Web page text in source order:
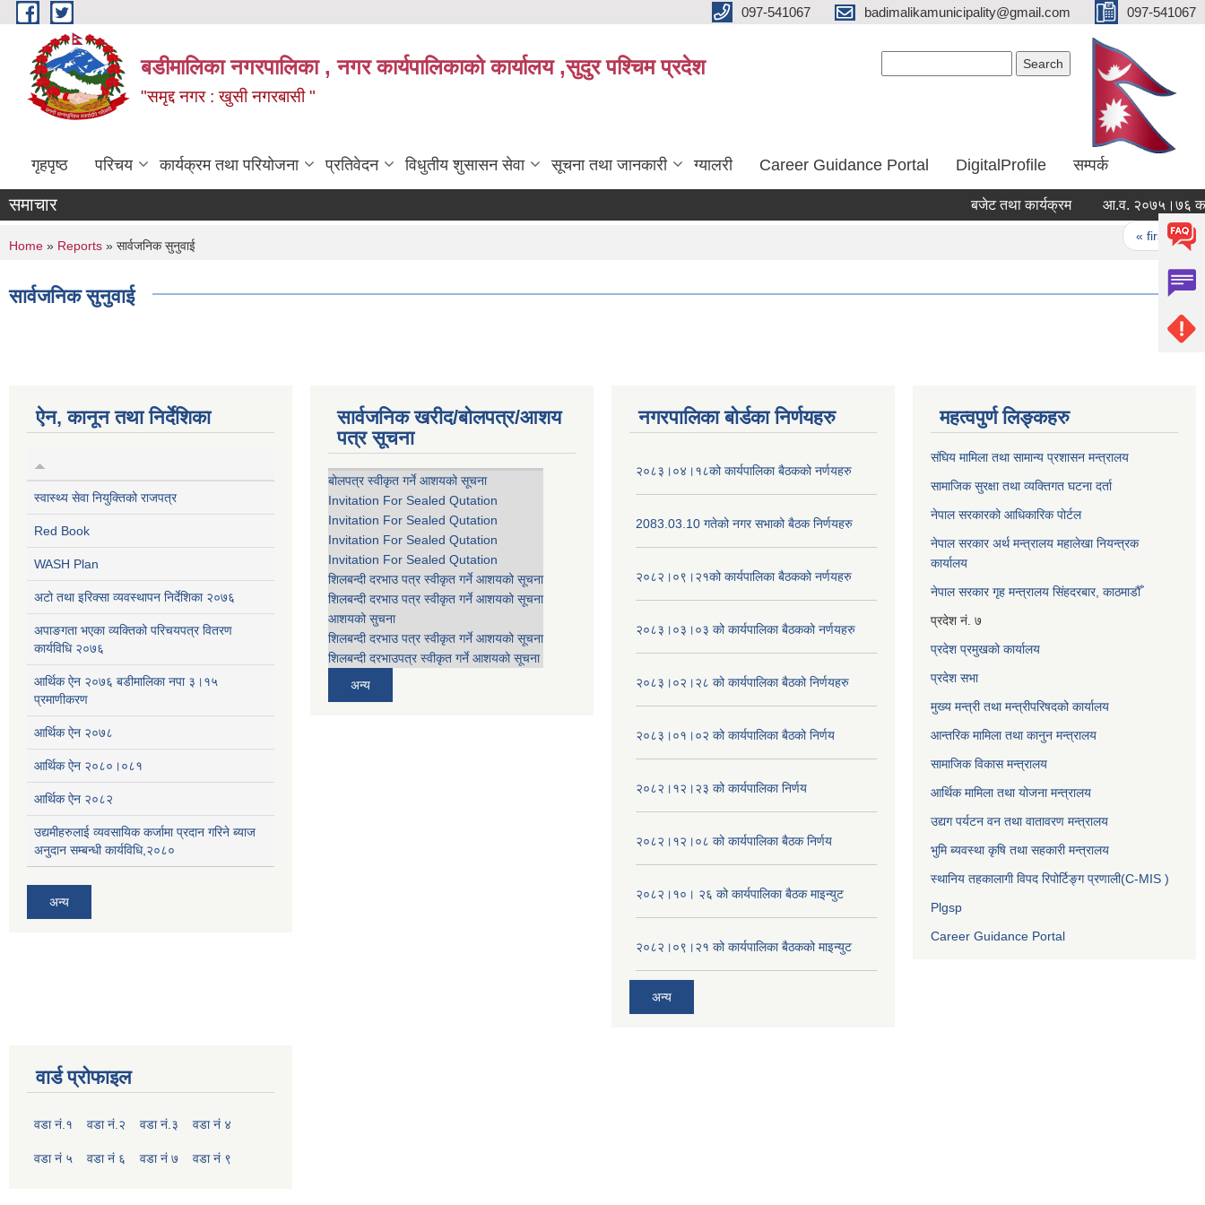
Skip to main content 097-541067 badimalikamunicipality@gmail.com 097-541067
बडीमालिका नगरपालिका , नगर कार्यपालिकाको कार्यालय ,सुदुर पश्चिम प्रदेश
"समृद्द नगर : खुसी नगरबासी "
गृहपृष्ठ परिचय कार्यक्रम तथा परियोजना प्रतिवेदन विधुतीय शुसासन सेवा सूचना तथा जानकारी ग्यालरी Career Guidance Portal DigitalProfile सम्पर्क
समाचार बजेट तथा कार्यक्रम आ.व. २०७५।७६ का
« first ‹
You are here
Home » Reports » सार्वजनिक सुनुवाई
सार्वजनिक सुनुवाई
ऐन, कानून तथा निर्देशिका
स्वास्थ्य सेवा नियुक्तिको राजपत्र
Red Book
WASH Plan
अटो तथा इरिक्सा व्यवस्थापन निर्देशिका २०७६
अपाङगता भएका व्यक्तिको परिचयपत्र वितरण
कार्यविधि २०७६
आर्थिक ऐन २०७६ बडीमालिका नपा ३।१५
प्रमाणीकरण
आर्थिक ऐन २०७८
आर्थिक ऐन २०८०।०८१
आर्थिक ऐन २०८२
उद्यमीहरुलाई व्यवसायिक कर्जामा प्रदान गरिने ब्याज
अनुदान सम्बन्धी कार्यविधि,२०८०
अन्य
सार्वजनिक खरीद/बोलपत्र/आशय
पत्र सूचना
बोलपत्र स्वीकृत गर्ने आशयको सूचना
Invitation For Sealed Qutation
Invitation For Sealed Qutation
Invitation For Sealed Qutation
Invitation For Sealed Qutation
शिलबन्दी दरभाउ पत्र स्वीकृत गर्ने आशयको सूचना
शिलबन्दी दरभाउ पत्र स्वीकृत गर्ने आशयको सूचना
आशयको सुचना
शिलबन्दी दरभाउ पत्र स्वीकृत गर्ने आशयको सूचना
शिलबन्दी दरभाउपत्र स्वीकृत गर्ने आशयको सूचना
अन्य
नगरपालिका बोर्डका निर्णयहरु
२०८३।०४।१८को कार्यपालिका बैठकको नर्णयहरु
2083.03.10 गतेको नगर सभाको बैठक निर्णयहरु
२०८२।०९।२१को कार्यपालिका बैठकको नर्णयहरु
२०८३।०३।०३ को कार्यपालिका बैठकको नर्णयहरु
२०८३।०२।२८ को कार्यपालिका बैठको निर्णयहरु
२०८३।०१।०२ को कार्यपालिका बैठको निर्णय
२०८२।१२।२३ को कार्यपालिका निर्णय
२०८२।१२।०८ को कार्यपालिका बैठक निर्णय
२०८२।१०। २६ को कार्यपालिका बैठक माइन्युट
२०८२।०९।२१ को कार्यपालिका बैठकको माइन्युट
अन्य
महत्वपुर्ण लिङ्कहरु
संघिय मामिला तथा सामान्य प्रशासन मन्त्रालय
सामाजिक सुरक्षा तथा व्यक्तिगत घटना दर्ता
नेपाल सरकारको आधिकारिक पोर्टल
नेपाल सरकार अर्थ मन्त्रालय महालेखा नियन्त्रक
कार्यालय
नेपाल सरकार गृह मन्त्रालय सिंहदरबार, काठमाडौँ
प्रदेश नं. ७
प्रदेश प्रमुखको कार्यालय
प्रदेश सभा
मुख्य मन्त्री तथा मन्त्रीपरिषदको कार्यालय
आन्तरिक मामिला तथा कानुन मन्त्रालय
सामाजिक विकास मन्त्रालय
आर्थिक मामिला तथा योजना मन्त्रालय
उद्यग पर्यटन वन तथा वातावरण मन्त्रालय
भुमि ब्यवस्था कृषि तथा सहकारी मन्त्रालय
स्थानिय तहकालागी विपद रिपोर्टिङ्ग प्रणाली(C-MIS )
Plgsp
Career Guidance Portal
वार्ड प्रोफाइल
वडा नं.१ वडा नं.२ वडा नं.३ वडा नं ४
वडा नं ५ वडा नं ६ वडा नं ७ वडा नं ९